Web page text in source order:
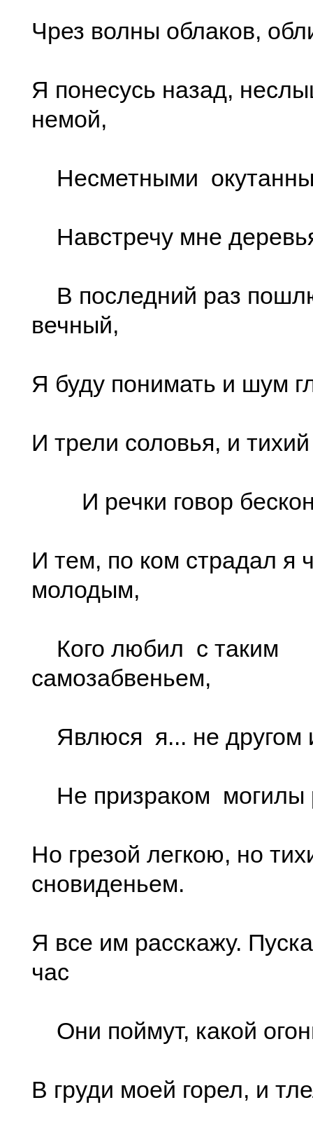
Чрез волны облаков,
Я понесусь назад,
немой,
Несметными
Навстречу мне
В последний раз
вечный,
Я буду понимать и шум
И трели соловья, и
И речки говор
И тем, по ком страдал я
молодым,
Кого любил с таким
самозабвеньем,
Явлюся я... не другом
Не призраком могилы
Но грезой легкою, но
сновиденьем.
Я все им расскажу.
час
Они поймут, какой
В груди моей горел, и